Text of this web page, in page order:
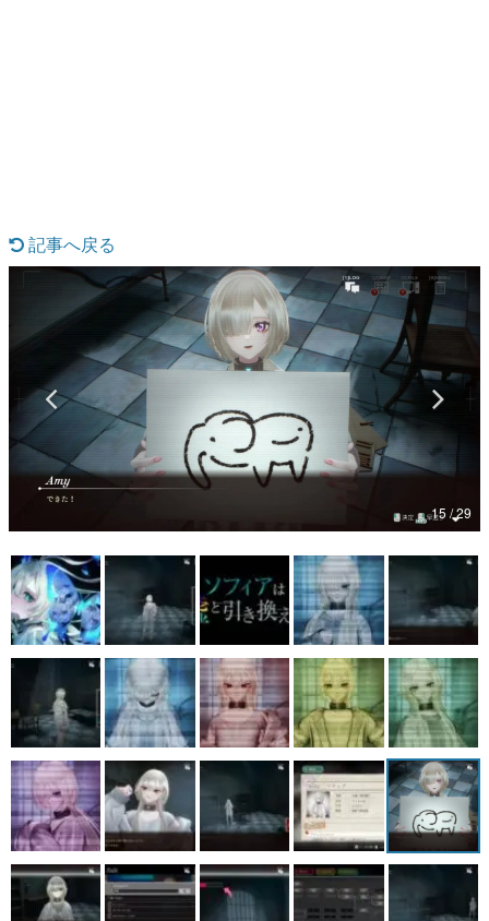
マンガ
女性向け
アプリレビュー
その他
電ファミニコゲーマーとは？
運営：株式会社マレ
記事へ戻る
15 / 29